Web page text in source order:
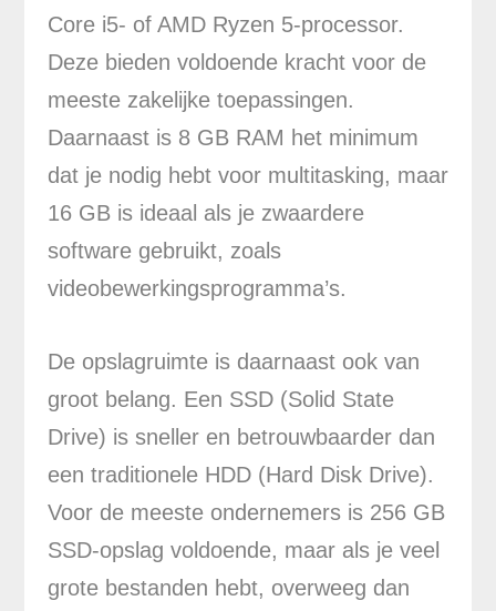
Core i5- of AMD Ryzen 5-processor.
Deze bieden voldoende kracht voor de
meeste zakelijke toepassingen.
Daarnaast is 8 GB RAM het minimum
dat je nodig hebt voor multitasking, maar
16 GB is ideaal als je zwaardere
software gebruikt, zoals
videobewerkingsprogramma’s.
De opslagruimte is daarnaast ook van
groot belang. Een SSD (Solid State
Drive) is sneller en betrouwbaarder dan
een traditionele HDD (Hard Disk Drive).
Voor de meeste ondernemers is 256 GB
SSD-opslag voldoende, maar als je veel
grote bestanden hebt, overweeg dan